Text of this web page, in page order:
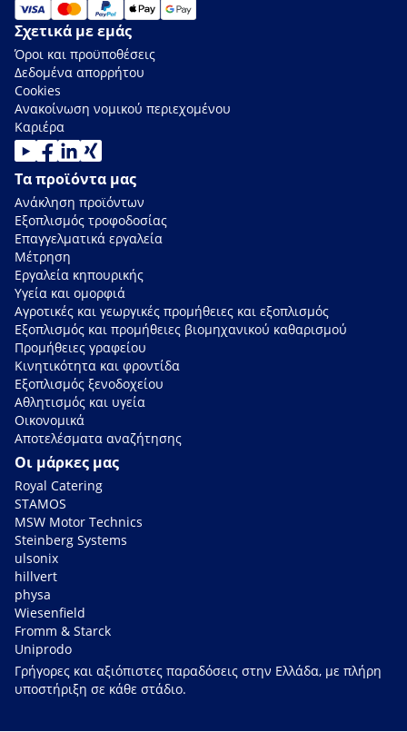
Σχετικά με εμάς
Όροι και προϋποθέσεις
Δεδομένα απορρήτου
Cookies
Ανακοίνωση νομικού περιεχομένου
Καριέρα
Τα προϊόντα μας
Ανάκληση προϊόντων
Εξοπλισμός τροφοδοσίας
Επαγγελματικά εργαλεία
Μέτρηση
Εργαλεία κηπουρικής
Υγεία και ομορφιά
Αγροτικές και γεωργικές προμήθειες και εξοπλισμός
Εξοπλισμός και προμήθειες βιομηχανικού καθαρισμού
Προμήθειες γραφείου
Κινητικότητα και φροντίδα
Εξοπλισμός ξενοδοχείου
Αθλητισμός και υγεία
Οικονομικά
Αποτελέσματα αναζήτησης
Οι μάρκες μας
Royal Catering
STAMOS
MSW Motor Technics
Steinberg Systems
ulsonix
hillvert
physa
Wiesenfield
Fromm & Starck
Uniprodo
Γρήγορες και αξιόπιστες παραδόσεις στην Ελλάδα, με πλήρη
υποστήριξη σε κάθε στάδιο.